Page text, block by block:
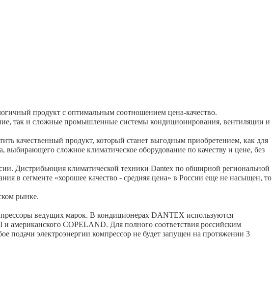
продукт с оптимальным соотношением цена-качество.
так и сложные промышленные системы кондиционирования, вентиляции и
качественный продукт, который станет выгодным приобретением, как для
выбирающего сложное климатическое оборудование по качеству и цене, без
Дистрибьюция климатической техники Dantex по обширной региональной
в сегменте «хорошее качество - средняя цена» в России еще не насыщен, то
рынке.
ведущих марок. В кондиционерах DANTEX используются
COPELAND. Для полного соответствия российским
подачи электроэнергии компрессор не будет запущен на протяжении 3